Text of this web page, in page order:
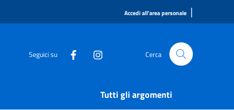
Accedi all'area personale |
Seguici su Cerca
Tutti gli argomenti